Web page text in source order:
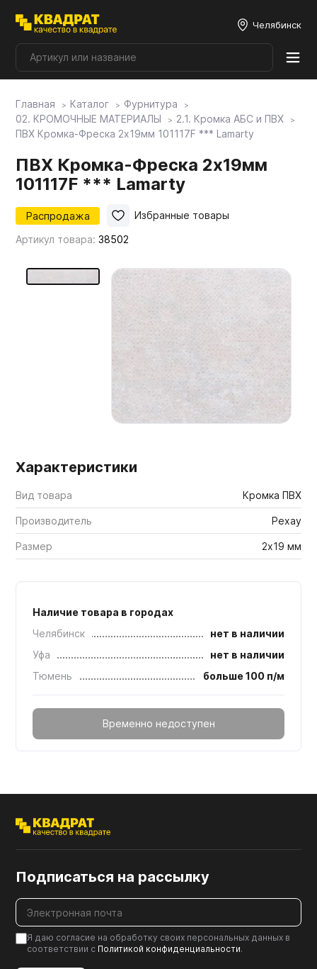
Челябинск
Плитные материалы
Мой ЭГГЕР
Мебельные образцы, каталоги
Главная Каталог
Фурнитура
02. КРОМОЧНЫЕ МАТЕРИАЛЫ
2.1. Кромка АБС и ПВХ
ПВХ Кромка-Фреска 2х19мм 101117F *** Lamarty
ПВХ Кромка-Фреска 2х19мм
101117F *** Lamarty
Распродажа
Артикул товара:38502
Избранные товары
Характеристики
Вид товара Кромка ПВХ
Производитель Рехау
Размер 2х19 мм
Наличие товара в городах
Челябинск
нет в наличии
Уфа
нет в наличии
Тюмень
больше 100 п/м
Временно недоступен
Подписаться на рассылку
Я даю согласие на обработку своих персональных данных в
соответствии с Политикой конфиденциальности.